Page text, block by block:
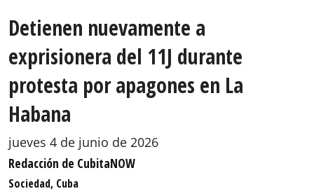
Detienen nuevamente a
exprisionera del 11J durante
protesta por apagones en La
Habana
jueves 4 de junio de 2026
Redacción de CubitaNOW
Sociedad, Cuba